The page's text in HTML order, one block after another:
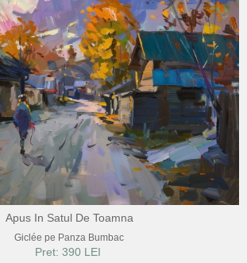
Apus In Satul De Toamna
Giclée pe Panza Bumbac
Pret: 390 LEI